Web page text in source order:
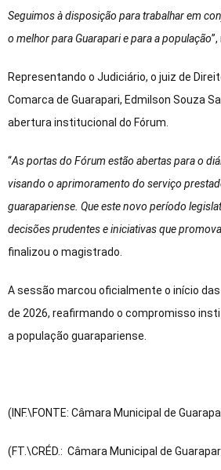
Seguimos à disposição para trabalhar em
o melhor para Guarapari e para a população
Representando o Judiciário, o juiz de
Comarca de Guarapari, Edmilson Souza
abertura institucional do Fórum.
“As portas do Fórum estão abertas para o
visando o aprimoramento do serviço
guarapariense. Que este novo período
decisões prudentes e iniciativas que
finalizou o magistrado.
A sessão marcou oficialmente o início
de 2026, reafirmando o compromisso
a população guarapariense.
(INF.\FONTE: Câmara Municipal de
(FT.\CRÉD.: Câmara Municipal de